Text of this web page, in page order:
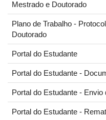
Mestrado e Doutorado
Plano de Trabalho -
Doutorado
Portal do Estudante
Portal do Estudante -
Portal do Estudante - Envio
Portal do Estudante -